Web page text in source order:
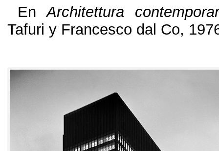
EnArchitettura
Tafuri y Francesco dal Co,